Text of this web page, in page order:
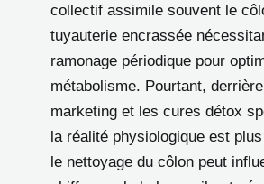
collectif assimile souvent le
tuyauterie encrassée
ramonage périodique pour
métabolisme. Pourtant,
marketing et les cures détox
la réalité physiologique est
le nettoyage du côlon peut